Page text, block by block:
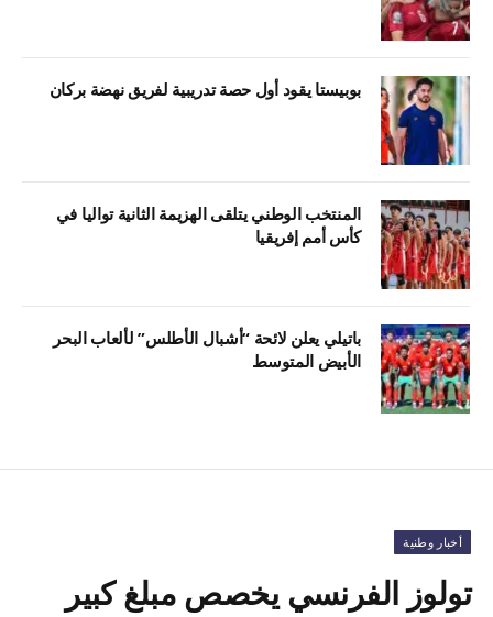
بوبيستا يقود أول حصة تدريبية لفريق نهضة بركان
المنتخب الوطني يتلقى الهزيمة الثانية تواليا في
كأس أمم إفريقيا
باتيلي يعلن لائحة “أشبال الأطلس” لألعاب البحر
الأبيض المتوسط
أخبار وطنية
تولوز الفرنسي يخصص مبلغ كبير